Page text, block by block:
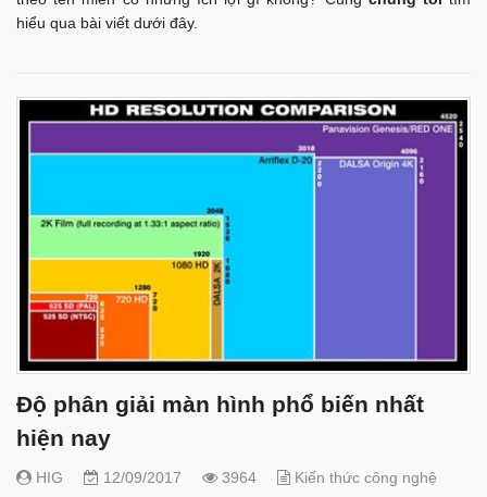
hiểu qua bài viết dưới đây.
Độ phân giải màn hình phổ biến nhất
hiện nay
HIG 12/09/2017 3964 Kiến thức công nghệ